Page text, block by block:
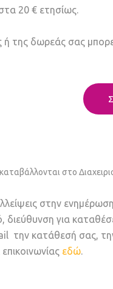
20 € ετησίως.
της δωρεάς σας
στο
στην
διεύθυνση για
την κατάθεσή σας,
εδώ.